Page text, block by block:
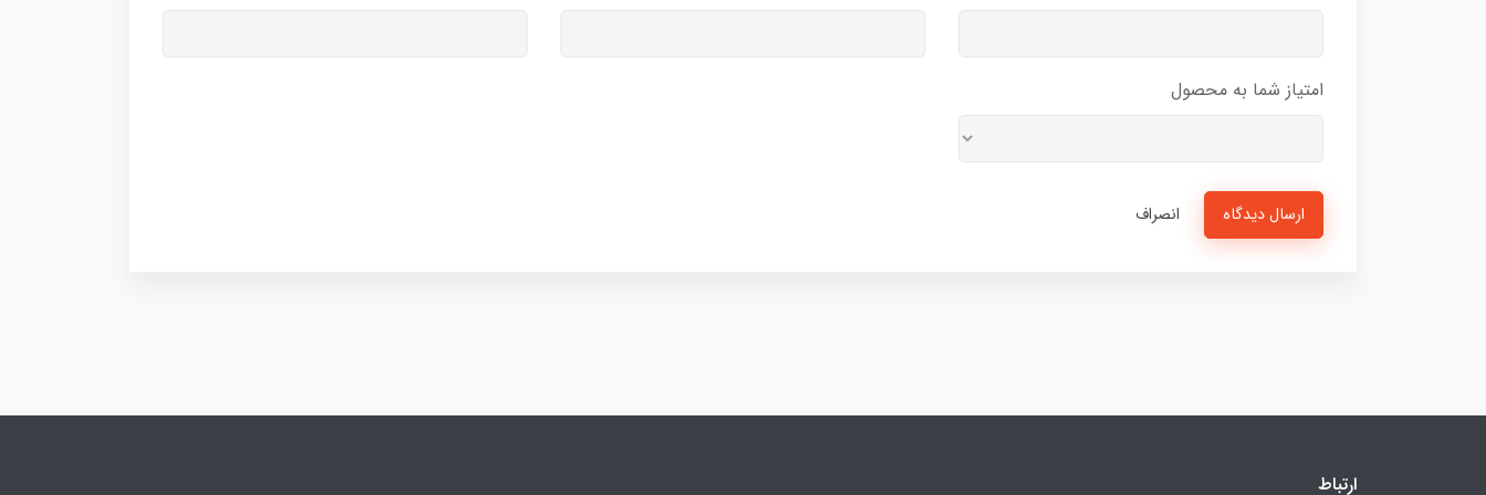
امتیاز شما به محصول
ارسال دیدگاه انصراف
ارتباط